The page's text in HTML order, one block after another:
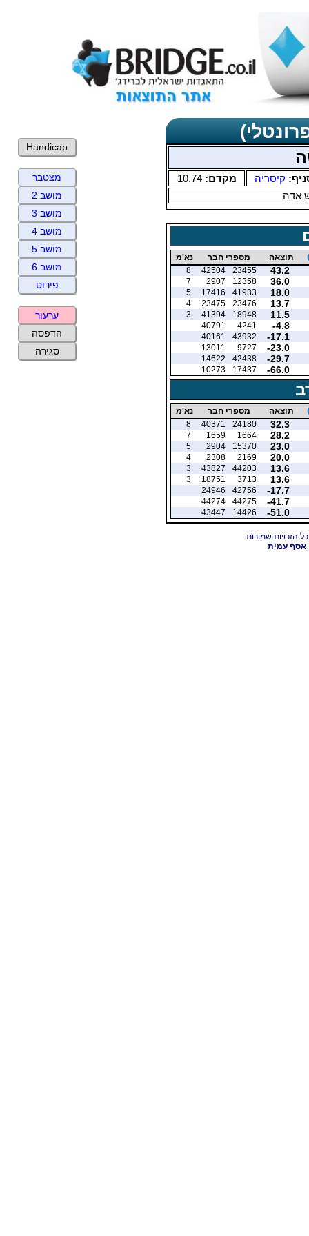
קיסריה מקדם:10.74
אדה
תוצאה מספרי חבר נא'מ
43.2
23455
42504
8
36.0
12358
2907
7
18.0
41933
17416
5
13.7
23476
23475
4
11.5
18948
41394
3
-4.8
4241
40791
-17.1
43932
40161
-23.0
9727
13011
-29.7
42438
14622
-66.0
17437
10273
תוצאה מספרי חבר נא'מ
32.3
24180
40371
8
28.2
1664
1659
7
23.0
15370
2904
5
20.0
2169
2308
4
13.6
44203
43827
3
13.6
3713
18751
3
-17.7
42756
24946
-41.7
44275
44274
-51.0
14426
43447
אסף עמית
Handicap
מצטבר
מושב 2
מושב 3
מושב 4
מושב 5
מושב 6
פירוט
ערעור
הדפסה
סגירה